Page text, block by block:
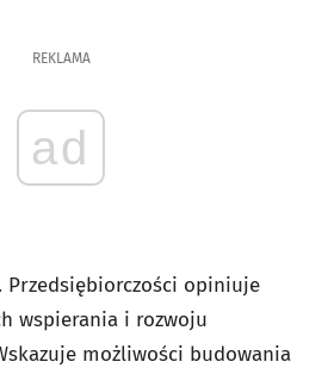
REKLAMA
ad
Przedsiębiorczości opiniuje
wspierania i rozwoju
możliwości budowania